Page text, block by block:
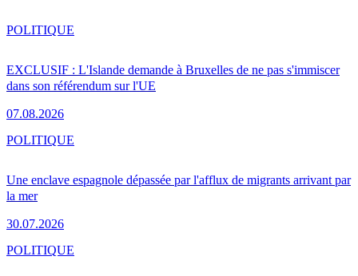
EXCLUSIF : L'Islande demande à Bruxelles de ne pas s'immiscer
dans son référendum sur l'UE
07.08.2026
POLITIQUE
Une enclave espagnole dépassée par l'afflux de migrants arrivant par
la mer
30.07.2026
POLITIQUE
POLITIQUE